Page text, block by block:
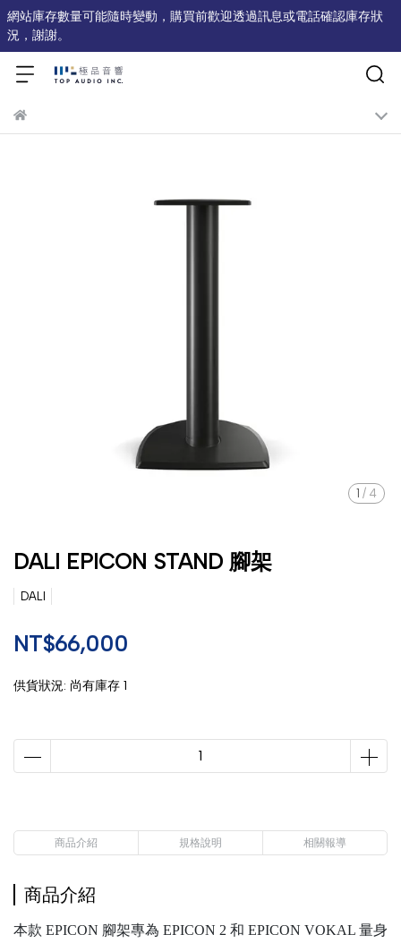
網站庫存數量可能隨時變動，購買前歡迎透過訊息或電話確認庫存狀
況，謝謝。
1 / 4
DALI EPICON STAND 腳架
DALI
NT$66,000
供貨狀況: 尚有庫存 1
商品介紹 規格說明 相關報導
商品介紹
本款 EPICON 腳架專為 EPICON 2 和 EPICON VOKAL 量身